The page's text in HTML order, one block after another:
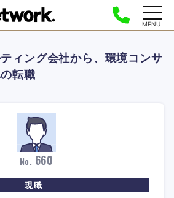
MENU
ィング会社から、環境コンサ
転職
No. 660
現職